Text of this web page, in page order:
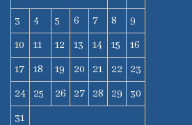
6
Secţia
medicina
de
familie
nr.1
3
4 5 6 7 8
9
10
11 12 13 14 15
16
17
18 19 20 21 22
23
24
25 26 27 28 29
30
31